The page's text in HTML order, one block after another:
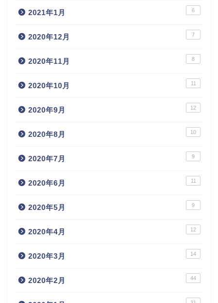
2021年1月 6
2020年12月 7
2020年11月 8
2020年10月 11
2020年9月 12
2020年8月 10
2020年7月 9
2020年6月 11
2020年5月 9
2020年4月 12
2020年3月 14
2020年2月 44